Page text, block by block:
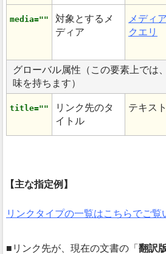
media=""
対象とするメ
ディア
メディア
クエリ
グローバル属性（この要素上では、
味を持ちます）
title=""
リンク先のタ
イトル
テキスト
主な指定例
リンクタイプの一覧はこちらでご覧
リンク先が、現在の文書の 翻訳